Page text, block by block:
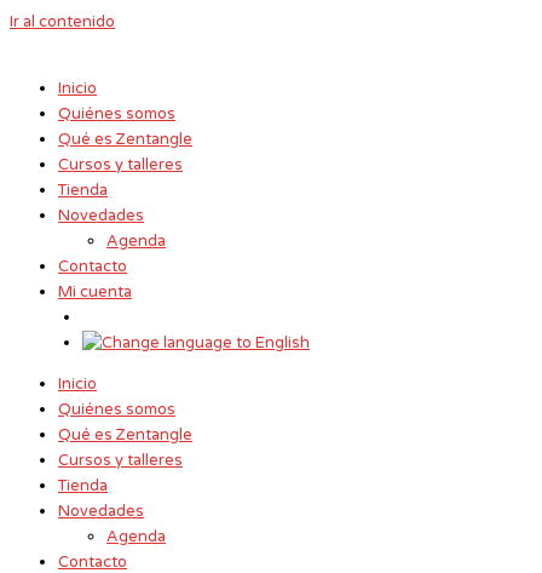
Ir al contenido
Inicio
Quiénes somos
Qué es Zentangle
Cursos y talleres
Tienda
Novedades
Agenda
Contacto
Mi cuenta
Inicio
Quiénes somos
Qué es Zentangle
Cursos y talleres
Tienda
Novedades
Agenda
Contacto